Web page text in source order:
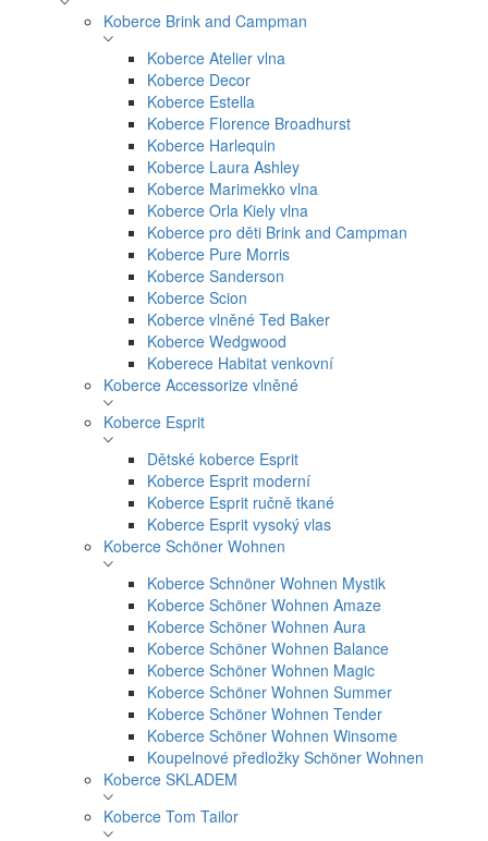
Koberce Brink and Campman
Koberce Atelier vlna
Koberce Decor
Koberce Estella
Koberce Florence Broadhurst
Koberce Harlequin
Koberce Laura Ashley
Koberce Marimekko vlna
Koberce Orla Kiely vlna
Koberce pro děti Brink and Campman
Koberce Pure Morris
Koberce Sanderson
Koberce Scion
Koberce vlněné Ted Baker
Koberce Wedgwood
Koberece Habitat venkovní
Koberce Accessorize vlněné
Koberce Esprit
Dětské koberce Esprit
Koberce Esprit moderní
Koberce Esprit ručně tkané
Koberce Esprit vysoký vlas
Koberce Schöner Wohnen
Koberce Schnöner Wohnen Mystik
Koberce Schöner Wohnen Amaze
Koberce Schöner Wohnen Aura
Koberce Schöner Wohnen Balance
Koberce Schöner Wohnen Magic
Koberce Schöner Wohnen Summer
Koberce Schöner Wohnen Tender
Koberce Schöner Wohnen Winsome
Koupelnové předložky Schöner Wohnen
Koberce SKLADEM
Koberce Tom Tailor